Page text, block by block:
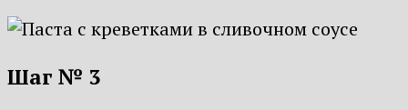
Шаг № 3